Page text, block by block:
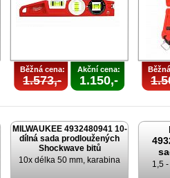
Běžná cena:
1.573,-
Akční cena:
1.150,-
MILWAUKEE 4932480941 10-
dílná sada prodloužených
Shockwave bitů
10x délka 50 mm, karabina
1,5